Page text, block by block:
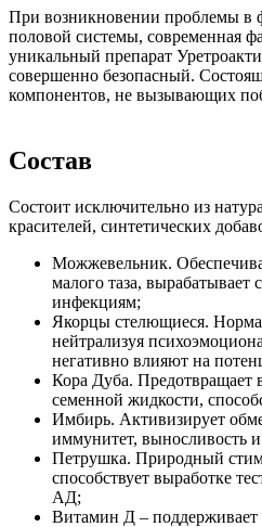
При возникновении проблемы в
половой системы, современная
уникальный препарат
совершенно безопасный.
компонентов, не вызывающих
Состав
Состоит исключительно из
красителей, синтетических
Можжевельник.
малого таза, вырабатывает
инфекциям;
Якорцы стелющиеся.
нейтрализуя
негативно влияют на
Кора Дуба. Предотвращает
семенной жидкости,
Имбирь. Активизирует
иммунитет, выносливость и
Петрушка. Природный
способствует выработке
АД;
Витамин Д – поддерживает